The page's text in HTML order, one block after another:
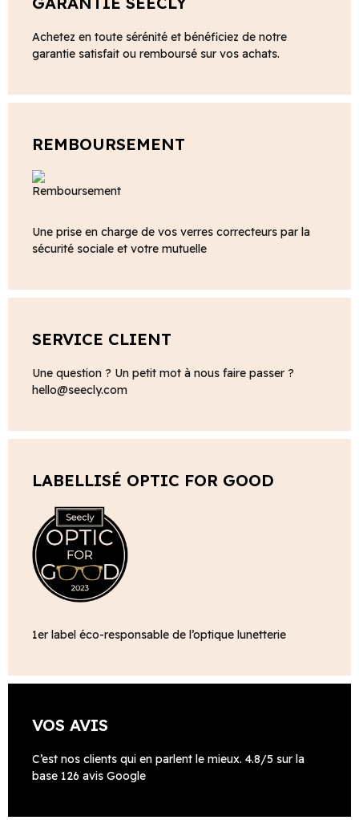
Achetez en toute sérénité et bénéficiez de notre
garantie satisfait ou remboursé sur vos achats.
REMBOURSEMENT
Une prise en charge de vos verres correcteurs par la
sécurité sociale et votre mutuelle
SERVICE CLIENT
Une question ? Un petit mot à nous faire passer ?
hello@seecly.com
LABELLISÉ OPTIC FOR GOOD
1er label éco-responsable de l’optique lunetterie
VOS AVIS
C’est nos clients qui en parlent le mieux. 4.8/5 sur la
base 126 avis Google